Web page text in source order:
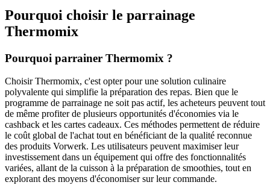
Pourquoi choisir le parrainage
Thermomix
Pourquoi parrainer Thermomix ?
Choisir Thermomix, c'est opter pour une solution culinaire
polyvalente qui simplifie la préparation des repas. Bien que le
programme de parrainage ne soit pas actif, les acheteurs peuvent tout
de même profiter de plusieurs opportunités d'économies via le
cashback et les cartes cadeaux. Ces méthodes permettent de réduire
le coût global de l'achat tout en bénéficiant de la qualité reconnue
des produits Vorwerk. Les utilisateurs peuvent maximiser leur
investissement dans un équipement qui offre des fonctionnalités
variées, allant de la cuisson à la préparation de smoothies, tout en
explorant des moyens d'économiser sur leur commande.